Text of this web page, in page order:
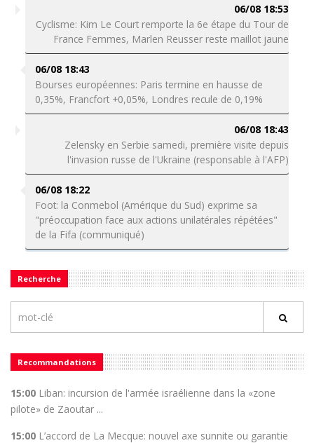
06/08 18:53
Cyclisme: Kim Le Court remporte la 6e étape du Tour de
France Femmes, Marlen Reusser reste maillot jaune
06/08 18:43
Bourses européennes: Paris termine en hausse de
0,35%, Francfort +0,05%, Londres recule de 0,19%
06/08 18:43
Zelensky en Serbie samedi, première visite depuis
l'invasion russe de l'Ukraine (responsable à l'AFP)
06/08 18:22
Foot: la Conmebol (Amérique du Sud) exprime sa
"préoccupation face aux actions unilatérales répétées"
de la Fifa (communiqué)
Recherche
Recommandations
15:00 Liban: incursion de l'armée israélienne dans la «zone
pilote» de Zaoutar ...
15:00 L’accord de La Mecque: nouvel axe sunnite ou garantie